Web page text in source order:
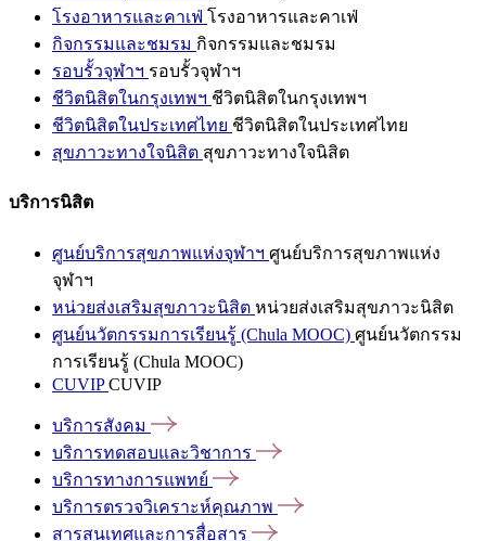
โรงอาหารและคาเฟ่ โรงอาหารและคาเฟ่
กิจกรรมและชมรม กิจกรรมและชมรม
รอบรั้วจุฬาฯ รอบรั้วจุฬาฯ
ชีวิตนิสิตในกรุงเทพฯ ชีวิตนิสิตในกรุงเทพฯ
ชีวิตนิสิตในประเทศไทย ชีวิตนิสิตในประเทศไทย
สุขภาวะทางใจนิสิต สุขภาวะทางใจนิสิต
บริการนิสิต
ศูนย์บริการสุขภาพแห่งจุฬาฯ ศูนย์บริการสุขภาพแห่ง
จุฬาฯ
หน่วยส่งเสริมสุขภาวะนิสิต หน่วยส่งเสริมสุขภาวะนิสิต
ศูนย์นวัตกรรมการเรียนรู้ (Chula MOOC) ศูนย์นวัตกรรม
การเรียนรู้ (Chula MOOC)
CUVIPCUVIP
บริการสังคม
บริการทดสอบและวิชาการ
บริการทางการแพทย์
บริการตรวจวิเคราะห์คุณภาพ
สารสนเทศและการสื่อสาร